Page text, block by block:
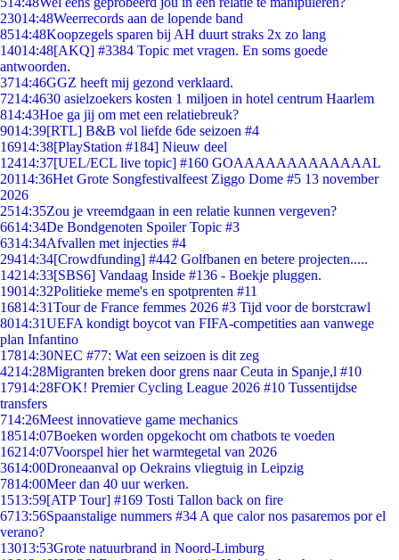
23014:48Weerrecords aan de lopende band
8514:48Koopzegels sparen bij AH duurt straks 2x zo lang
14014:48[AKQ] #3384 Topic met vragen. En soms goede
antwoorden.
3714:46GGZ heeft mij gezond verklaard.
7214:4630 asielzoekers kosten 1 miljoen in hotel centrum Haarlem
814:43Hoe ga jij om met een relatiebreuk?
9014:39[RTL] B&B vol liefde 6de seizoen #4
16914:38[PlayStation #184] Nieuw deel
12414:37[UEL/ECL live topic] #160 GOAAAAAAAAAAAAAL
20114:36Het Grote Songfestivalfeest Ziggo Dome #5 13 november
2026
2514:35Zou je vreemdgaan in een relatie kunnen vergeven?
6614:34De Bondgenoten Spoiler Topic #3
6314:34Afvallen met injecties #4
29414:34[Crowdfunding] #442 Golfbanen en betere projecten.....
14214:33[SBS6] Vandaag Inside #136 - Boekje pluggen.
19014:32Politieke meme's en spotprenten #11
16814:31Tour de France femmes 2026 #3 Tijd voor de borstcrawl
8014:31UEFA kondigt boycot van FIFA-competities aan vanwege
plan Infantino
17814:30NEC #77: Wat een seizoen is dit zeg
4214:28Migranten breken door grens naar Ceuta in Spanje,l #10
17914:28FOK! Premier Cycling League 2026 #10 Tussentijdse
transfers
714:26Meest innovatieve game mechanics
18514:07Boeken worden opgekocht om chatbots te voeden
16214:07Voorspel hier het warmtegetal van 2026
3614:00Droneaanval op Oekrains vliegtuig in Leipzig
7814:00Meer dan 40 uur werken.
1513:59[ATP Tour] #169 Tosti Tallon back on fire
6713:56Spaanstalige nummers #34 A que calor nos pasaremos por el
verano?
13013:53Grote natuurbrand in Noord-Limburg